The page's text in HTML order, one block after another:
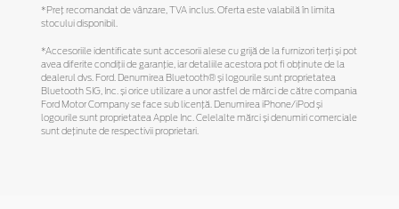
*Preţ recomandat de vânzare, TVA inclus. Oferta este valabilă în limita
stocului disponibil.
*Accesoriile identificate sunt accesorii alese cu grijă de la furnizori terți și pot
avea diferite condiții de garanție, iar detaliile acestora pot fi obținute de la
dealerul dvs. Ford. Denumirea Bluetooth® și logourile sunt proprietatea
Bluetooth SIG, Inc. și orice utilizare a unor astfel de mărci de către compania
Ford Motor Company se face sub licență. Denumirea iPhone/iPod și
logourile sunt proprietatea Apple Inc. Celelalte mărci și denumiri comerciale
sunt deținute de respectivii proprietari.